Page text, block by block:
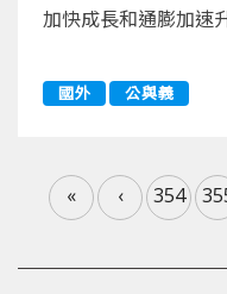
加快成長和通膨加速
國外 公與義
« ‹ 354